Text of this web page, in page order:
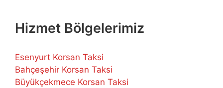
Hizmet Bölgelerimiz
Esenyurt Korsan Taksi
Bahçeşehir Korsan Taksi
Büyükçekmece Korsan Taksi